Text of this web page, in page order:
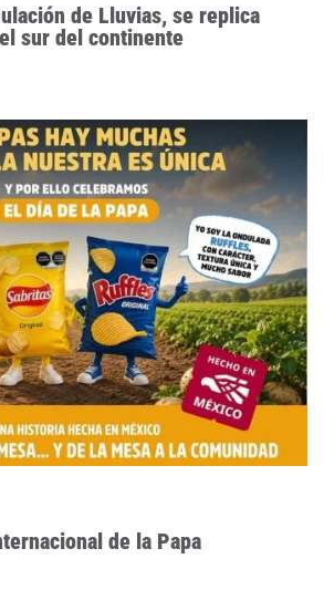
de Lluvias, se replica
sur del continente
de la Papa